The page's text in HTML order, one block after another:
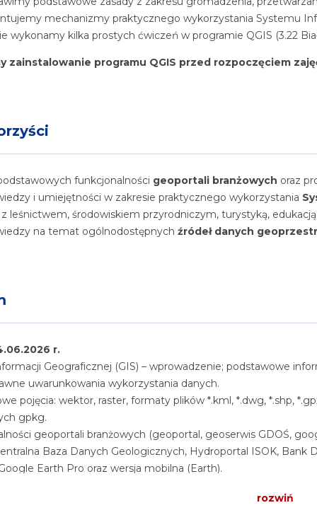
mechanizmy praktycznego wykorzystania Systemu
wykonamy kilka prostych ćwiczeń w programie QGIS (3.22
zainstalowanie programu QGIS przed rozpoczęciem
funkcjonalności geoportali branżowych oraz
i umiejętności w zakresie praktycznego wykorzystania
leśnictwem, środowiskiem przyrodniczym, turystyką,
na temat ogólnodostępnych źródeł danych
r.
Geograficznej (GIS) – wprowadzenie; podstawowe
uwarunkowania wykorzystania danych.
pojęcia: wektor, raster, formaty plików *.kml, *.dwg, *.shp,
gpkg.
geoportali branżowych (geoportal, geoserwis GDOŚ,
Baza Danych Geologicznych, Hydroportal ISOK, Bank
Earth Pro oraz wersja mobilna (Earth).
rozwiń